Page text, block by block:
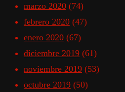
marzo 2020 (74)
febrero 2020 (47)
enero 2020 (67)
diciembre 2019 (61)
noviembre 2019 (53)
octubre 2019 (50)